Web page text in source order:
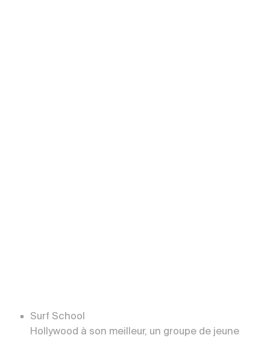
Surf School
Hollywood à son meilleur, un groupe de jeune